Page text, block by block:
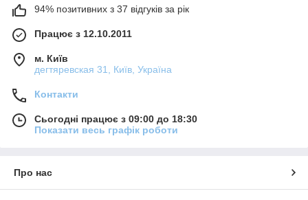
94% позитивних з 37 відгуків за рік
Працює з 12.10.2011
м. Київ
дегтяревская 31, Київ, Україна
Контакти
Сьогодні працює з 09:00 до 18:30
Показати весь графік роботи
Про нас